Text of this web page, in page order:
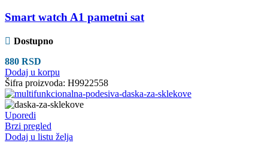
Smart watch A1 pametni sat
Dostupno
880 RSD
Dodaj u korpu
Šifra proizvoda: H9922558
Uporedi
Brzi pregled
Dodaj u listu želja